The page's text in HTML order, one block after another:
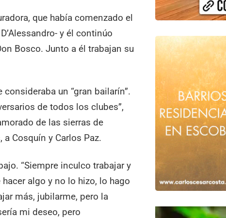
que había comenzado el
y él continúo
Bosco. Junto a él trabajan su
un “gran bailarín”.
de todos los clubes”,
de las sierras de
Cosquín y Carlos Paz.
“Siempre inculco trabajar y
algo y no lo hizo, lo hago
más, jubilarme, pero la
mi deseo, pero